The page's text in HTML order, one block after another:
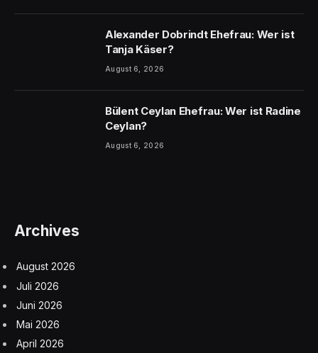
Alexander Dobrindt Ehefrau: Wer ist
Tanja Käser?
August 6, 2026
Bülent Ceylan Ehefrau: Wer ist Radine
Ceylan?
August 6, 2026
Archives
August 2026
Juli 2026
Juni 2026
Mai 2026
April 2026